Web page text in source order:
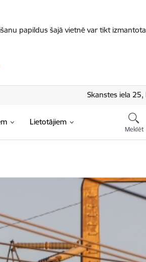
papildus šajā vietnē var tikt
Skanstes iela 25,
Lietotājiem
Meklēt